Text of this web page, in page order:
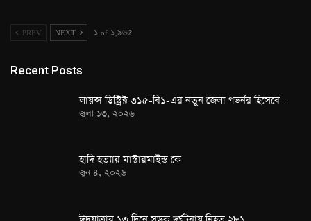
PREV NEXT ১ of ১,৯৬৫
Recent Posts
লায়ন্স ডিস্ট্রিক্ট ৩১৫-বি১-এর নতুন জেলা গভর্নর হিসেবে…
জুলা ১৩, ২০২৬
হাদি হত্যার মাস্টারমাইন্ড কে
জুন ৪, ২০২৬